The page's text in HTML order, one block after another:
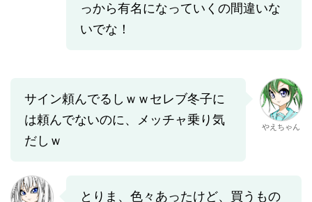
っから有名になっていくの間違いな
いでな！
サイン頼んでるしｗｗセレブ冬子に
は頼んでないのに、メッチャ乗り気
だしｗ
やえちゃん
とりま、色々あったけど、買うもの